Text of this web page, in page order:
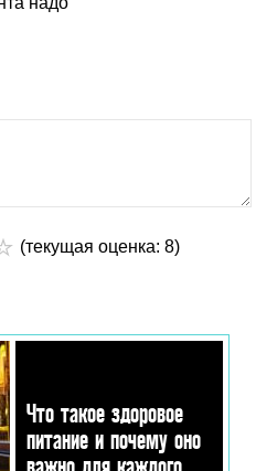
(текущая оценка: 8)
Что такое здоровое
питание и почему оно